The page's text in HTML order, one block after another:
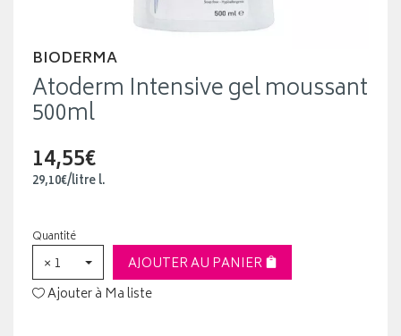
BIODERMA
Atoderm Intensive gel moussant
500ml
14,55€
29,10€/litrel.
Quantité
× 1
AJOUTER AU PANIER
Ajouter à Ma liste